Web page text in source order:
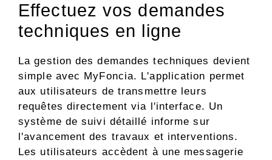
Effectuez vos demandes
techniques en ligne
La gestion des demandes techniques devient
simple avec MyFoncia. L'application permet
aux utilisateurs de transmettre leurs
requêtes directement via l'interface. Un
système de suivi détaillé informe sur
l'avancement des travaux et interventions.
Les utilisateurs accèdent à une messagerie